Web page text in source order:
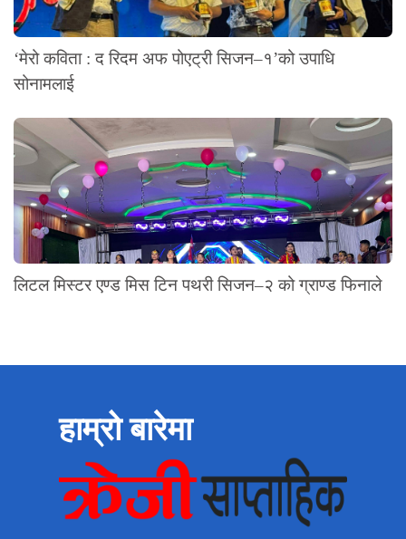
‘मेरो कविता : द रिदम अफ पोएट्री सिजन–१’को उपाधि
सोनामलाई
लिटल मिस्टर एण्ड मिस टिन पथरी सिजन–२ को ग्राण्ड फिनाले
हाम्रो बारेमा